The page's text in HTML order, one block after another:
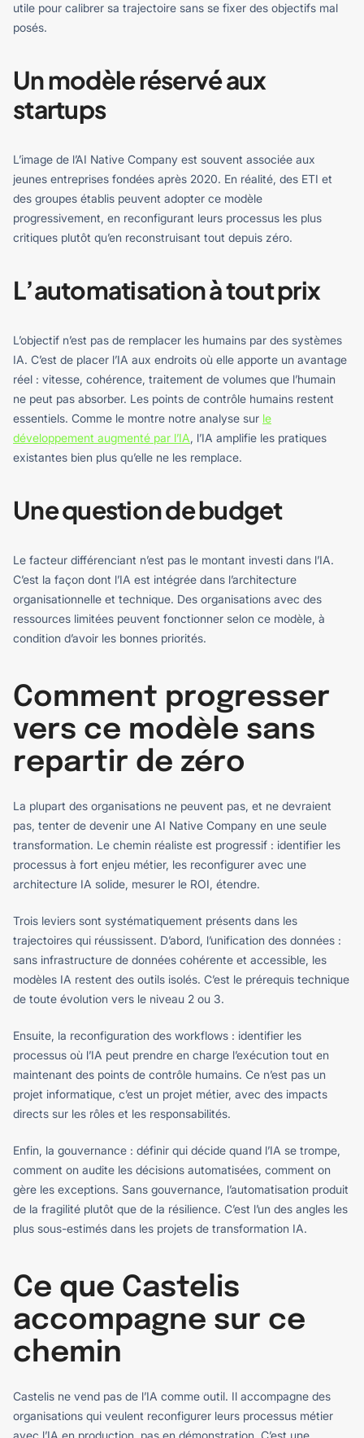
utile pour calibrer sa trajectoire sans se fixer des objectifs mal
posés.
Un modèle réservé aux
startups
L’image de l’AI Native Company est souvent associée aux
jeunes entreprises fondées après 2020. En réalité, des ETI et
des groupes établis peuvent adopter ce modèle
progressivement, en reconfigurant leurs processus les plus
critiques plutôt qu’en reconstruisant tout depuis zéro.
L’automatisation à tout prix
L’objectif n’est pas de remplacer les humains par des systèmes
IA. C’est de placer l’IA aux endroits où elle apporte un avantage
réel : vitesse, cohérence, traitement de volumes que l’humain
ne peut pas absorber. Les points de contrôle humains restent
essentiels. Comme le montre notre analyse sur le
développement augmenté par l’IA, l’IA amplifie les pratiques
existantes bien plus qu’elle ne les remplace.
Une question de budget
Le facteur différenciant n’est pas le montant investi dans l’IA.
C’est la façon dont l’IA est intégrée dans l’architecture
organisationnelle et technique. Des organisations avec des
ressources limitées peuvent fonctionner selon ce modèle, à
condition d’avoir les bonnes priorités.
Comment progresser
vers ce modèle sans
repartir de zéro
La plupart des organisations ne peuvent pas, et ne devraient
pas, tenter de devenir une AI Native Company en une seule
transformation. Le chemin réaliste est progressif : identifier les
processus à fort enjeu métier, les reconfigurer avec une
architecture IA solide, mesurer le ROI, étendre.
Trois leviers sont systématiquement présents dans les
trajectoires qui réussissent. D’abord, l’unification des données :
sans infrastructure de données cohérente et accessible, les
modèles IA restent des outils isolés. C’est le prérequis technique
de toute évolution vers le niveau 2 ou 3.
Ensuite, la reconfiguration des workflows : identifier les
processus où l’IA peut prendre en charge l’exécution tout en
maintenant des points de contrôle humains. Ce n’est pas un
projet informatique, c’est un projet métier, avec des impacts
directs sur les rôles et les responsabilités.
Enfin, la gouvernance : définir qui décide quand l’IA se trompe,
comment on audite les décisions automatisées, comment on
gère les exceptions. Sans gouvernance, l’automatisation produit
de la fragilité plutôt que de la résilience. C’est l’un des angles les
plus sous-estimés dans les projets de transformation IA.
Ce que Castelis
accompagne sur ce
chemin
Castelis ne vend pas de l’IA comme outil. Il accompagne des
organisations qui veulent reconfigurer leurs processus métier